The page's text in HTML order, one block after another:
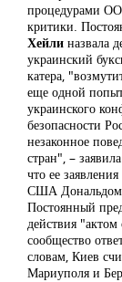
процедурами
критики.
Хейли назвала
украинский
катера,
еще одной
украинского
безопасности
незаконное
стран", –
что ее
США Дональдом
Постоянный
действия
сообщество
словам, Киев
Мариуполя и